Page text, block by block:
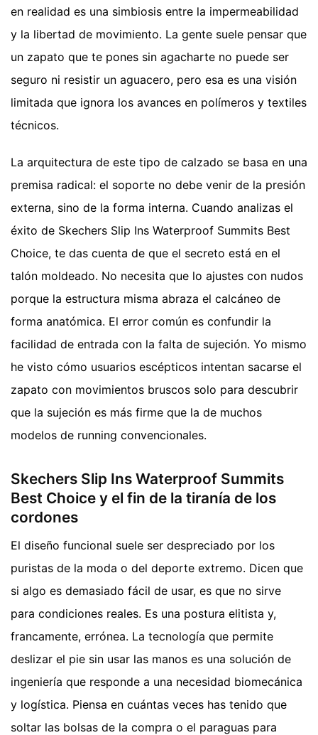
en realidad es una simbiosis entre la impermeabilidad
y la libertad de movimiento. La gente suele pensar que
un zapato que te pones sin agacharte no puede ser
seguro ni resistir un aguacero, pero esa es una visión
limitada que ignora los avances en polímeros y textiles
técnicos.
La arquitectura de este tipo de calzado se basa en una
premisa radical: el soporte no debe venir de la presión
externa, sino de la forma interna. Cuando analizas el
éxito de Skechers Slip Ins Waterproof Summits Best
Choice, te das cuenta de que el secreto está en el
talón moldeado. No necesita que lo ajustes con nudos
porque la estructura misma abraza el calcáneo de
forma anatómica. El error común es confundir la
facilidad de entrada con la falta de sujeción. Yo mismo
he visto cómo usuarios escépticos intentan sacarse el
zapato con movimientos bruscos solo para descubrir
que la sujeción es más firme que la de muchos
modelos de running convencionales.
Skechers Slip Ins Waterproof Summits
Best Choice y el fin de la tiranía de los
cordones
El diseño funcional suele ser despreciado por los
puristas de la moda o del deporte extremo. Dicen que
si algo es demasiado fácil de usar, es que no sirve
para condiciones reales. Es una postura elitista y,
francamente, errónea. La tecnología que permite
deslizar el pie sin usar las manos es una solución de
ingeniería que responde a una necesidad biomecánica
y logística. Piensa en cuántas veces has tenido que
soltar las bolsas de la compra o el paraguas para